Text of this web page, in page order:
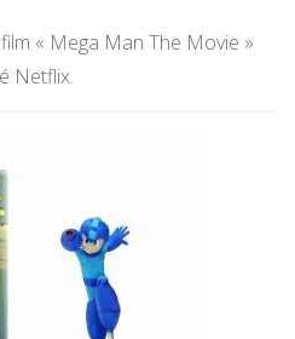
« Mega Man The Movie »
Netflix.